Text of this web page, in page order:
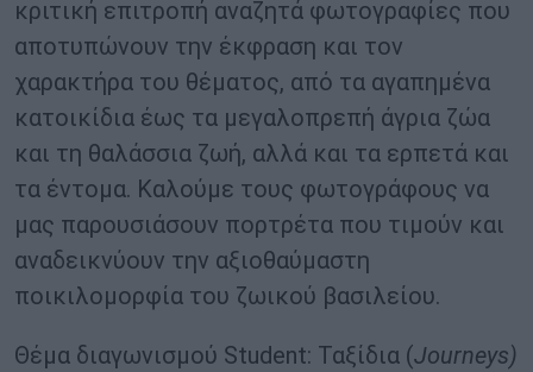
κριτική επιτροπή αναζητά φωτογραφίες που
αποτυπώνουν την έκφραση και τον
χαρακτήρα του θέματος, από τα αγαπημένα
κατοικίδια έως τα μεγαλοπρεπή άγρια ζώα
και τη θαλάσσια ζωή, αλλά και τα ερπετά και
τα έντομα. Καλούμε τους φωτογράφους να
μας παρουσιάσουν πορτρέτα που τιμούν και
αναδεικνύουν την αξιοθαύμαστη
ποικιλομορφία του ζωικού βασιλείου.
Θέμα διαγωνισμού Student: Ταξίδια (Journeys)